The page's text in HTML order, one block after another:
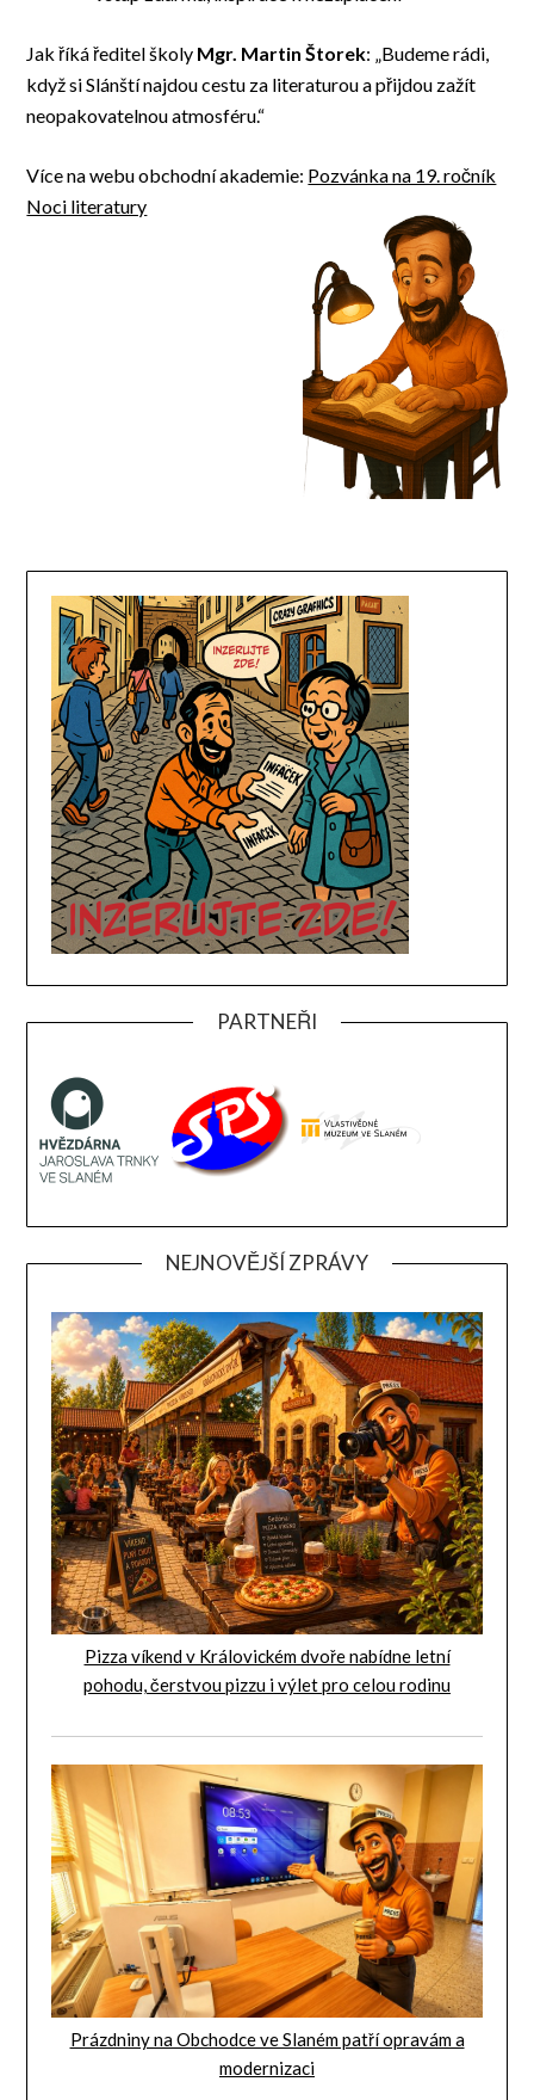
Jak říká ředitel školy Mgr. Martin Štorek: „Budeme rádi,
když si Slánští najdou cestu za literaturou a přijdou zažít
neopakovatelnou atmosféru.“
Více na webu obchodní akademie: Pozvánka na 19. ročník
Noci literatury
PARTNEŘI
NEJNOVĚJŠÍ ZPRÁVY
Pizza víkend v Královickém dvoře nabídne letní
pohodu, čerstvou pizzu i výlet pro celou rodinu
Prázdniny na Obchodce ve Slaném patří opravám a
modernizaci